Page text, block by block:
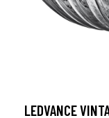
LEDVANCE